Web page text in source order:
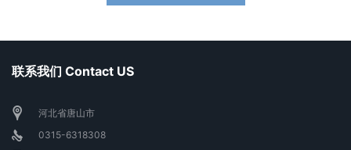
联系我们 Contact US
河北省唐山市
0315-6318308